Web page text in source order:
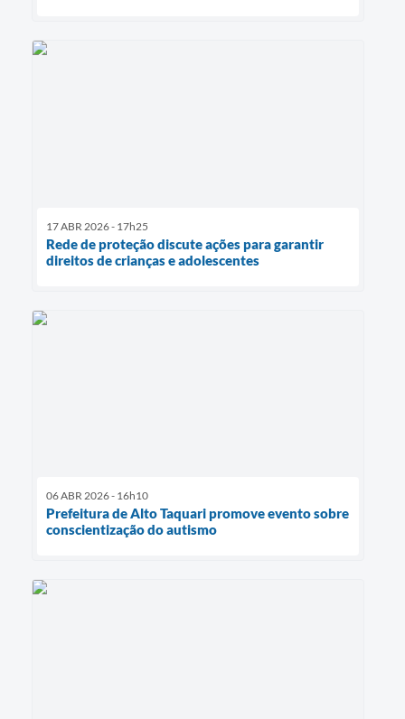
17 ABR 2026 - 17h25
Rede de proteção discute ações para garantir
direitos de crianças e adolescentes
06 ABR 2026 - 16h10
Prefeitura de Alto Taquari promove evento sobre
conscientização do autismo